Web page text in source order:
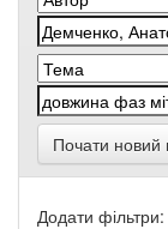
Почати новий
Додати фільтри: